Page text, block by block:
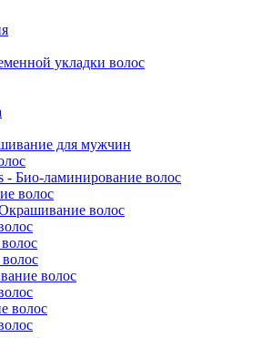
укладки волос
для мужчин
- Био-ламинирование волос
волос
волос
волос
волос